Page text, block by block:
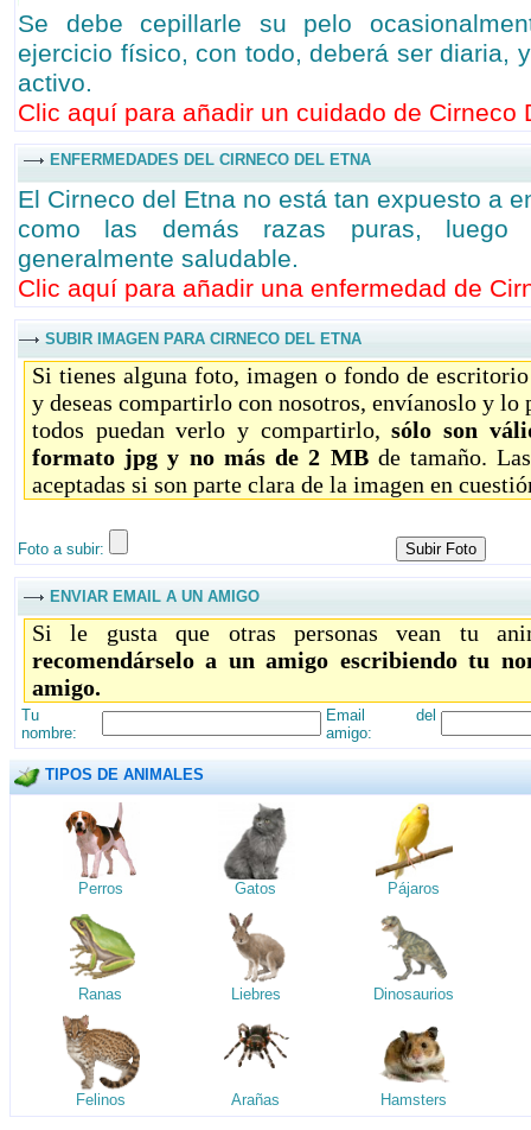
Se debe cepillarle su pelo
ejercicio físico, con todo, deberá ser diaria,
activo.
Clic aquí para añadir un cuidado de Cirneco
ENFERMEDADES DEL CIRNECO DEL ETNA
El Cirneco del Etna no está tan expuesto a
como las demás razas puras,
generalmente saludable.
Clic aquí para añadir una enfermedad de
SUBIR IMAGEN PARA CIRNECO DEL ETNA
Si tienes alguna foto, imagen o fondo de
y deseas compartirlo con nosotros, envíanoslo y lo
todos puedan verlo y compartirlo,sólo son
formato jpg y no más de 2 MBde tamaño.
aceptadas si son parte clara de la imagen en
Foto a subir:
ENVIAR EMAIL A UN AMIGO
Si le gusta que otras personas vean tu
recomendárselo a un amigo escribiendo tu
amigo.
Tu
nombre:
Email del
amigo:
TIPOS DE ANIMALES
Perros Gatos Pájaros
Ranas Liebres Dinosaurios
Felinos Arañas Hamsters